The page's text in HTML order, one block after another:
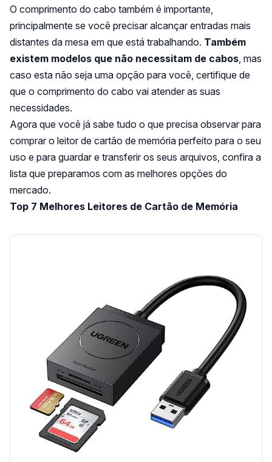
O comprimento do cabo também é importante,
principalmente se você precisar alcançar entradas mais
distantes da mesa em que está trabalhando. Também
existem modelos que não necessitam de cabos , mas
caso esta não seja uma opção para você, certifique de
que o comprimento do cabo vai atender as suas
necessidades.
Agora que você já sabe tudo o que precisa observar para
comprar o leitor de cartão de memória perfeito para o seu
uso e para guardar e transferir os seus arquivos, confira a
lista que preparamos com as melhores opções do
mercado.
Top 7 Melhores Leitores de Cartão de Memória